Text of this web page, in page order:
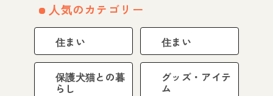
人気のカテゴリー
住まい 住まい
保護犬猫との暮
らし
グッズ・アイテ
ム